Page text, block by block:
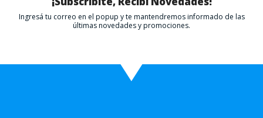
Ingresá tu correo en el popup y te mantendremos informado de las
últimas novedades y promociones.